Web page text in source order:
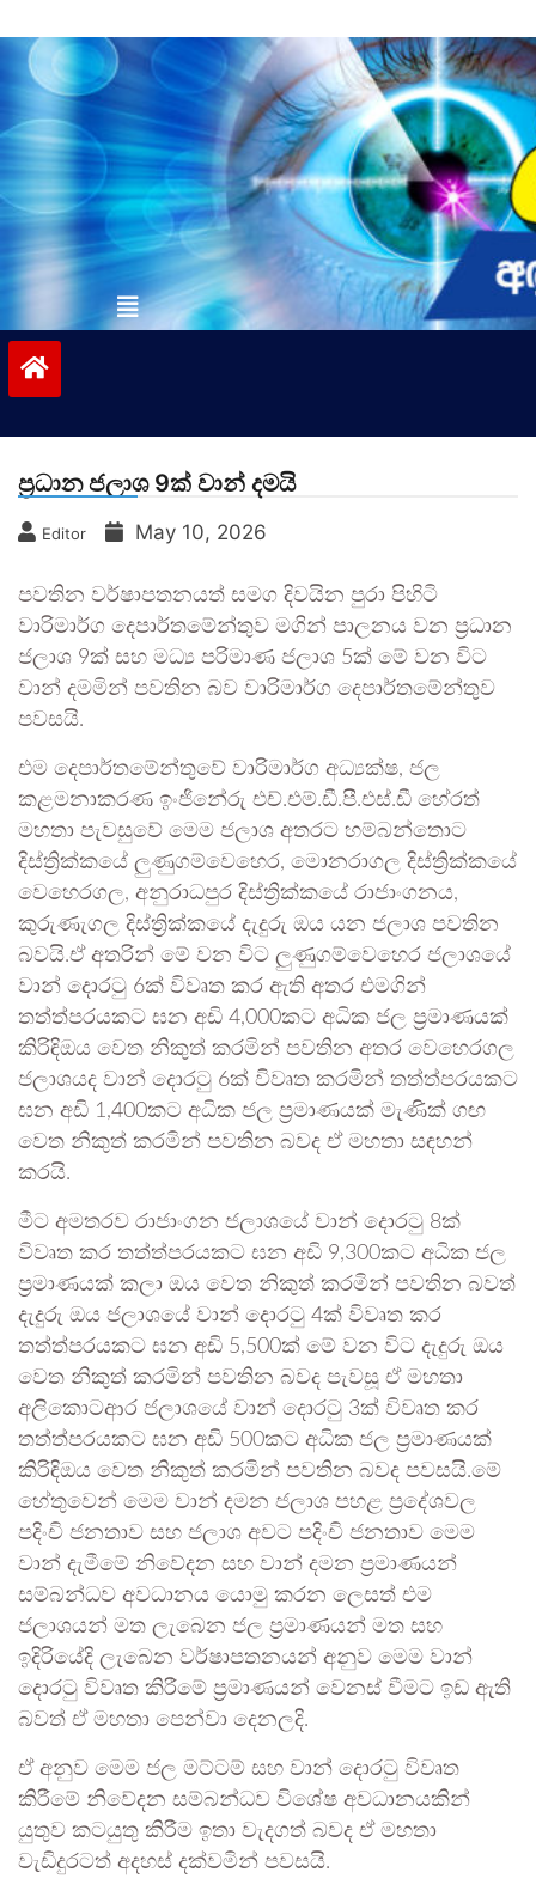
to
contentvinivida.lk
ප්‍රධාන ජලාශ 9ක් වාන් දමයි
Editor May 10, 2026
පවතින වර්ෂාපතනයත් සමග දිවයින පුරා පිහිටි
වාරිමාර්ග දෙපාර්තමේන්තුව මගින් පාලනය වන ප්‍රධාන
ජලාශ 9ක් සහ මධ්‍ය පරිමාණ ජලාශ 5ක් මේ වන විට
වාන් දමමින් පවතින බව වාරිමාර්ග දෙපාර්තමේන්තුව
පවසයි.
එම දෙපාර්තමේන්තුවේ වාරිමාර්ග අධ්‍යක්ෂ, ජල
කළමනාකරණ ඉංජිනේරු එච්.එම්.ඩී.පී.එස්.ඩී හේරත්
මහතා පැවසුවේ මෙම ජලාශ අතරට හම්බන්තොට
දිස්ත්‍රික්කයේ ලුණුගම්වෙහෙර, මොනරාගල දිස්ත්‍රික්කයේ
වෙහෙරගල, අනුරාධපුර දිස්ත්‍රික්කයේ රාජාංගනය,
කුරුණැගල දිස්ත්‍රික්කයේ දැදුරු ඔය යන ජලාශ පවතින
බවයි.ඒ අතරින් මේ වන විට ලුණුගම්වෙහෙර ජලාශයේ
වාන් දොරටු 6ක් විවෘත කර ඇති අතර එමගින්
තත්ත්පරයකට ඝන අඩි 4,000කට අධික ජල ප්‍රමාණයක්
කිරිඳිඔය වෙත නිකුත් කරමින් පවතින අතර වෙහෙරගල
ජලාශයද වාන් දොරටු 6ක් විවෘත කරමින් තත්ත්පරයකට
ඝන අඩි 1,400කට අධික ජල ප්‍රමාණයක් මැණික් ගඟ
වෙත නිකුත් කරමින් පවතින බවද ඒ මහතා සඳහන්
කරයි.
මීට අමතරව රාජාංගන ජලාශයේ වාන් දොරටු 8ක්
විවෘත කර තත්ත්පරයකට ඝන අඩි 9,300කට අධික ජල
ප්‍රමාණයක් කලා ඔය වෙත නිකුත් කරමින් පවතින බවත්
දැදුරු ඔය ජලාශයේ වාන් දොරටු 4ක් විවෘත කර
තත්ත්පරයකට ඝන අඩි 5,500ක් මේ වන විට දැදුරු ඔය
වෙත නිකුත් කරමින් පවතින බවද පැවසූ ඒ මහතා
අලිකොටආර ජලාශයේ වාන් දොරටු 3ක් විවෘත කර
තත්ත්පරයකට ඝන අඩි 500කට අධික ජල ප්‍රමාණයක්
කිරිඳිඔය වෙත නිකුත් කරමින් පවතින බවද පවසයි.මේ
හේතුවෙන් මෙම වාන් දමන ජලාශ පහළ ප්‍රදේශවල
පදිංචි ජනතාව සහ ජලාශ අවට පදිංචි ජනතාව මෙම
වාන් දැමීමේ නිවේදන සහ වාන් දමන ප්‍රමාණයන්
සම්බන්ධව අවධානය යොමු කරන ලෙසත් එම
ජලාශයන් මත ලැබෙන ජල ප්‍රමාණයන් මත සහ
ඉදිරියේදි ලැබෙන වර්ෂාපතනයන් අනුව මෙම වාන්
දොරටු විවෘත කිරීමේ ප්‍රමාණයන් වෙනස් වීමට ඉඩ ඇති
බවත් ඒ මහතා පෙන්වා දෙනලදි.
ඒ අනුව මෙම ජල මට්ටම් සහ වාන් දොරටු විවෘත
කිරීමේ නිවේදන සම්බන්ධව විශේෂ අවධානයකින්
යුතුව කටයුතු කිරීම ඉතා වැදගත් බවද ඒ මහතා
වැඩිදුරටත් අදහස් දක්වමින් පවසයි.